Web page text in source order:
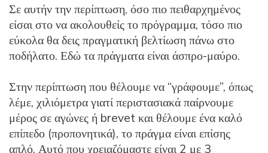
Σε αυτήν την περίπτωση, όσο πιο πειθαρχημένος
είσαι στο να ακολουθείς το πρόγραμμα, τόσο πιο
εύκολα θα δεις πραγματική βελτίωση πάνω στο
ποδήλατο. Εδώ τα πράγματα είναι άσπρο-μαύρο.
Στην περίπτωση που θέλουμε να “γράφουμε”, όπως
λέμε, χιλιόμετρα γιατί περιστασιακά παίρνουμε
μέρος σε αγώνες ή brevet και θέλουμε ένα καλό
επίπεδο (προπονητικά), το πράγμα είναι επίσης
απλό. Αυτό που χρειαζόμαστε είναι 2 με 3